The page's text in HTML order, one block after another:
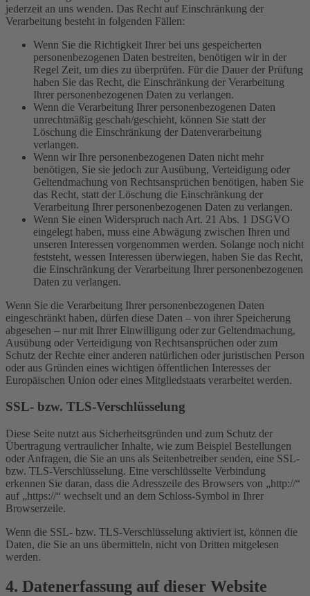
jederzeit an uns wenden. Das Recht auf Einschränkung der
Verarbeitung besteht in folgenden Fällen:
Wenn Sie die Richtigkeit Ihrer bei uns gespeicherten
personenbezogenen Daten bestreiten, benötigen wir in der
Regel Zeit, um dies zu überprüfen. Für die Dauer der Prüfung
haben Sie das Recht, die Einschränkung der Verarbeitung
Ihrer personenbezogenen Daten zu verlangen.
Wenn die Verarbeitung Ihrer personenbezogenen Daten
unrechtmäßig geschah/geschieht, können Sie statt der
Löschung die Einschränkung der Datenverarbeitung
verlangen.
Wenn wir Ihre personenbezogenen Daten nicht mehr
benötigen, Sie sie jedoch zur Ausübung, Verteidigung oder
Geltendmachung von Rechtsansprüchen benötigen, haben Sie
das Recht, statt der Löschung die Einschränkung der
Verarbeitung Ihrer personenbezogenen Daten zu verlangen.
Wenn Sie einen Widerspruch nach Art. 21 Abs. 1 DSGVO
eingelegt haben, muss eine Abwägung zwischen Ihren und
unseren Interessen vorgenommen werden. Solange noch nicht
feststeht, wessen Interessen überwiegen, haben Sie das Recht,
die Einschränkung der Verarbeitung Ihrer personenbezogenen
Daten zu verlangen.
Wenn Sie die Verarbeitung Ihrer personenbezogenen Daten
eingeschränkt haben, dürfen diese Daten – von ihrer Speicherung
abgesehen – nur mit Ihrer Einwilligung oder zur Geltendmachung,
Ausübung oder Verteidigung von Rechtsansprüchen oder zum
Schutz der Rechte einer anderen natürlichen oder juristischen Person
oder aus Gründen eines wichtigen öffentlichen Interesses der
Europäischen Union oder eines Mitgliedstaats verarbeitet werden.
SSL- bzw. TLS-Verschlüsselung
Diese Seite nutzt aus Sicherheitsgründen und zum Schutz der
Übertragung vertraulicher Inhalte, wie zum Beispiel Bestellungen
oder Anfragen, die Sie an uns als Seitenbetreiber senden, eine SSL-
bzw. TLS-Verschlüsselung. Eine verschlüsselte Verbindung
erkennen Sie daran, dass die Adresszeile des Browsers von „http://“
auf „https://“ wechselt und an dem Schloss-Symbol in Ihrer
Browserzeile.
Wenn die SSL- bzw. TLS-Verschlüsselung aktiviert ist, können die
Daten, die Sie an uns übermitteln, nicht von Dritten mitgelesen
werden.
4. Datenerfassung auf dieser Website